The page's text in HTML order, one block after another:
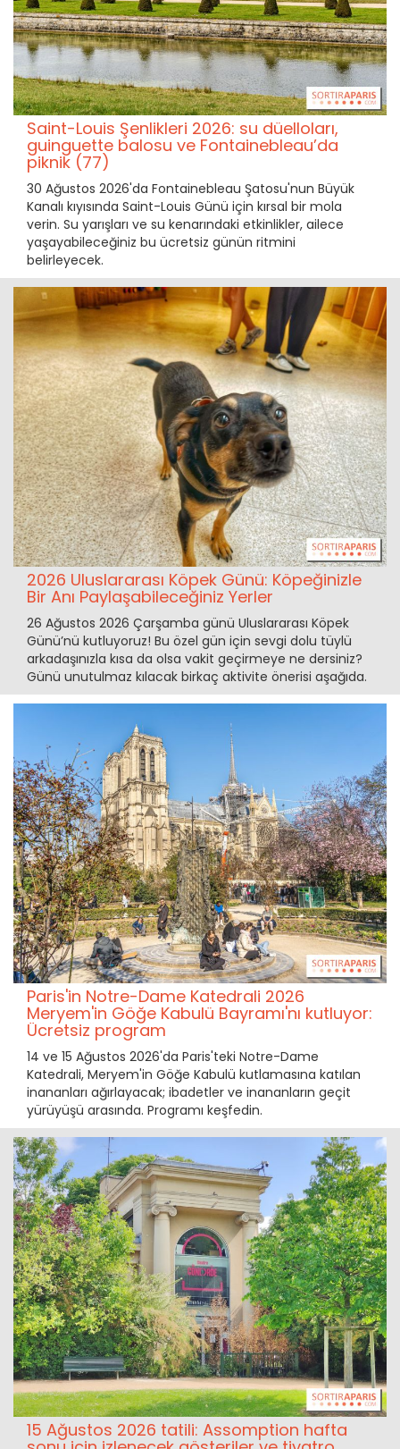
Saint-Louis Şenlikleri 2026: su düelloları,
guinguette balosu ve Fontainebleau’da
piknik (77)
30 Ağustos 2026'da Fontainebleau Şatosu'nun Büyük
Kanalı kıyısında Saint-Louis Günü için kırsal bir mola
verin. Su yarışları ve su kenarındaki etkinlikler, ailece
yaşayabileceğiniz bu ücretsiz günün ritmini
belirleyecek.
2026 Uluslararası Köpek Günü: Köpeğinizle
Bir Anı Paylaşabileceğiniz Yerler
26 Ağustos 2026 Çarşamba günü Uluslararası Köpek
Günü’nü kutluyoruz! Bu özel gün için sevgi dolu tüylü
arkadaşınızla kısa da olsa vakit geçirmeye ne dersiniz?
Günü unutulmaz kılacak birkaç aktivite önerisi aşağıda.
Paris'in Notre-Dame Katedrali 2026
Meryem'in Göğe Kabulü Bayramı'nı kutluyor:
Ücretsiz program
14 ve 15 Ağustos 2026'da Paris'teki Notre-Dame
Katedrali, Meryem'in Göğe Kabulü kutlamasına katılan
inananları ağırlayacak; ibadetler ve inananların geçit
yürüyüşü arasında. Programı keşfedin.
15 Ağustos 2026 tatili: Assomption hafta